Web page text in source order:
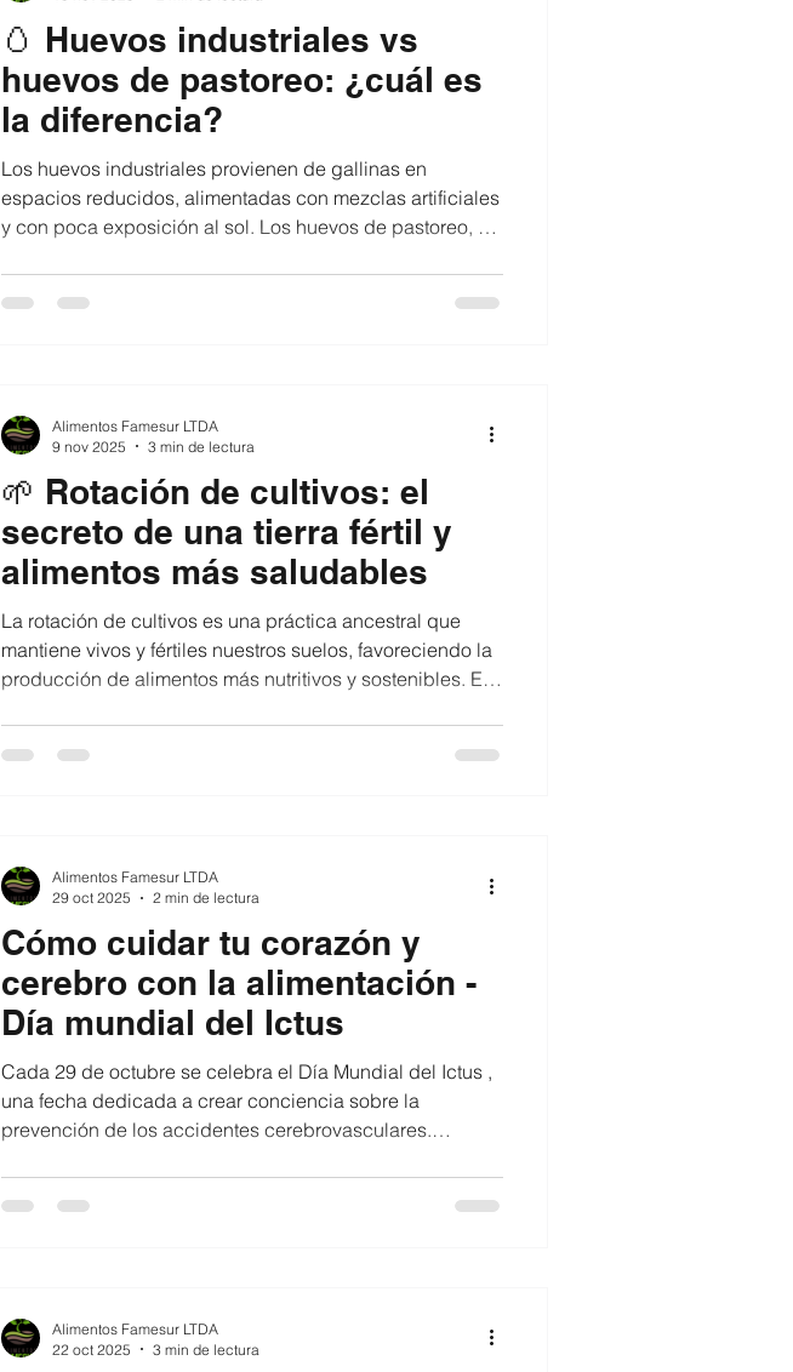
🥚 Huevos industriales vs
huevos de pastoreo: ¿cuál es
la diferencia?
Los huevos industriales provienen de gallinas en
espacios reducidos, alimentadas con mezclas artificiales
y con poca exposición al sol. Los huevos de pastoreo, en
natural. Huevos de pastoreo vs huevos industriales
🌱 Rotación de cultivos: el
secreto de una tierra fértil y
alimentos más saludables
La rotación de cultivos es una práctica ancestral que
mantiene vivos y fértiles nuestros suelos, favoreciendo la
producción de alimentos más nutritivos y sostenibles. En
cuidar los ecosistemas agrícolas. Famesur impulsa esta
Alimentos Famesur LTDA
9 nov 2025
3 min de lectura
Cómo cuidar tu corazón y
cerebro con la alimentación -
Día mundial del Ictus
Cada 29 de octubre se celebra el Día Mundial del Ictus ,
una fecha dedicada a crear conciencia sobre la
prevención de los accidentes cerebrovasculares.
vida saludables , especialmente desde la alimentación.
ictus ,
Alimentos Famesur LTDA
29 oct 2025
2 min de lectura
Alimentos Famesur LTDA
22 oct 2025
3 min de lectura